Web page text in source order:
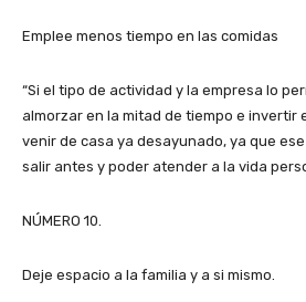
Emplee menos tiempo en las comidas
“Si el tipo de actividad y la empresa lo
almorzar en la mitad de tiempo e invertir
venir de casa ya desayunado, ya que
salir antes y poder atender a la vida
NÚMERO 10.
Deje espacio a la familia y a si mismo.